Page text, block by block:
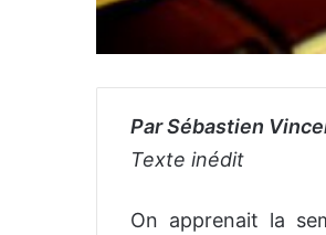
Par Sébastien
Texte inédit
On apprenait la